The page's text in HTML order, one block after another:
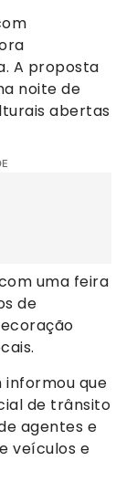
A proposta
noite de
abertas
uma feira
de
que
de trânsito
agentes e
veículos e